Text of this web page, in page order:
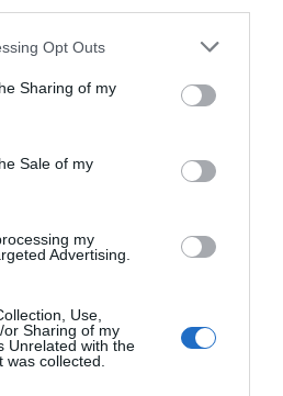
Opt Outs
Sharing of my
Sale of my
my
Advertising.
Use,
Sharing of my
Unrelated with the
collected.